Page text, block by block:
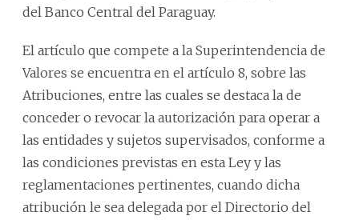
del Banco Central del Paraguay.
El artículo que compete a la Superintendencia de
Valores se encuentra en el artículo 8, sobre las
Atribuciones, entre las cuales se destaca la de
conceder o revocar la autorización para operar a
las entidades y sujetos supervisados, conforme a
las condiciones previstas en esta Ley y las
reglamentaciones pertinentes, cuando dicha
atribución le sea delegada por el Directorio del